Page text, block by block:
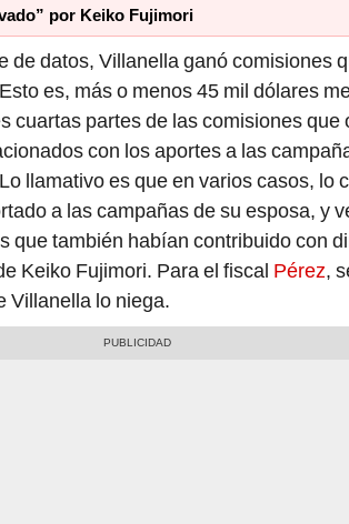
por Keiko Fujimori
de datos, Villanella ganó comisiones
es, más o menos 45 mil dólares
cuartas partes de las comisiones que
con los aportes a las
llamativo es que en varios casos, lo
a las campañas de su esposa, y
que también habían contribuido con
Keiko Fujimori. Para el fiscal Pérez,
Villanella lo niega.